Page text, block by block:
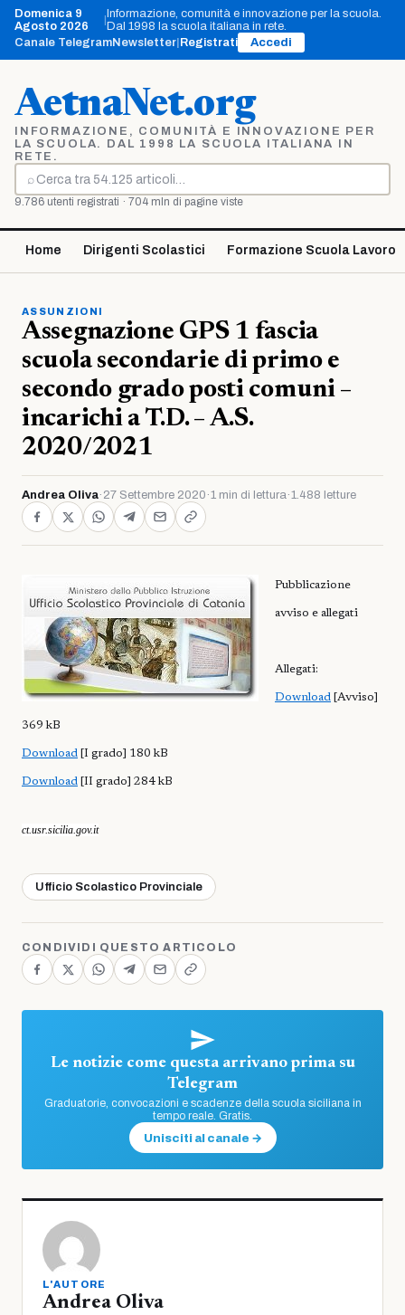
Vai
contenuto
Domenica 9
Agosto 2026
|Informazione, comunità e innovazione per la scuola.
Dal 1998 la scuola italiana in rete.
Canale TelegramNewsletter Registrati Accedi
AetnaNet.org
INFORMAZIONE, COMUNITÀ E INNOVAZIONE PER
LA SCUOLA. DAL 1998 LA SCUOLA ITALIANA IN
RETE.
⌕
Cerca
9.786 utenti registrati · 704 mln di pagine viste
Home Dirigenti Scolastici Formazione Scuola Lavoro
ASSUNZIONI
Assegnazione GPS 1 fascia
scuola secondarie di primo e
secondo grado posti comuni –
incarichi a T.D. – A.S.
2020/2021
Andrea Oliva· 27 Settembre 2020 ·1 min di lettura·1.488 letture
Pubblicazione
avviso e allegati
Allegati:
Download [Avviso]
369 kB
Download [I grado] 180 kB
Download [II grado] 284 kB
ct.usr.sicilia.gov.it
Ufficio Scolastico Provinciale
CONDIVIDI QUESTO ARTICOLO
Le notizie come questa arrivano prima su
Telegram
Graduatorie, convocazioni e scadenze della scuola siciliana in
tempo reale. Gratis.
Unisciti al canale →
L'AUTORE
Andrea Oliva